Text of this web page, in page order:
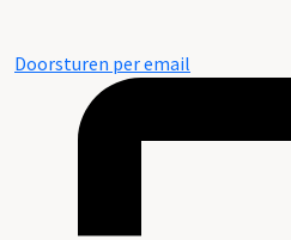
Doorsturen per email